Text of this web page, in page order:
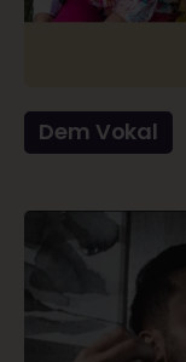
Dem Vokal